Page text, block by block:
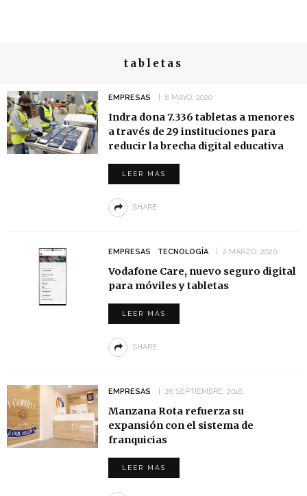
tabletas
EMPRESAS 8 MAYO, 2020
Indra dona 7.336 tabletas a menores
a través de 29 instituciones para
reducir la brecha digital educativa
LEER MÁS
SHARE
EMPRESAS TECNOLOGÍA 2 MARZO, 2020
Vodafone Care, nuevo seguro digital
para móviles y tabletas
LEER MÁS
SHARE
EMPRESAS 28 SEPTIEMBRE, 2018
Manzana Rota refuerza su
expansión con el sistema de
franquicias
LEER MÁS